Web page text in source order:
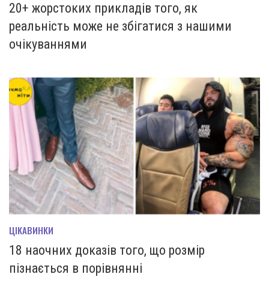
20+ жорстоких прикладів того, як
реальність може не збігатися з нашими
очікуваннями
ЦІКАВИНКИ
18 наочних доказів того, що розмір
пізнається в порівнянні